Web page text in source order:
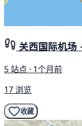
关西国际机
5 站点 · 1个月前
17 浏览
收藏